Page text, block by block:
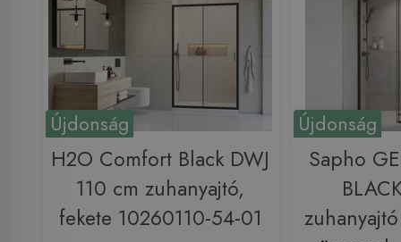
Újdonság
H2O Comfort Black DWJ
110 cm zuhanyajtó,
fekete 10260110-54-01
Újdonság
Sapho